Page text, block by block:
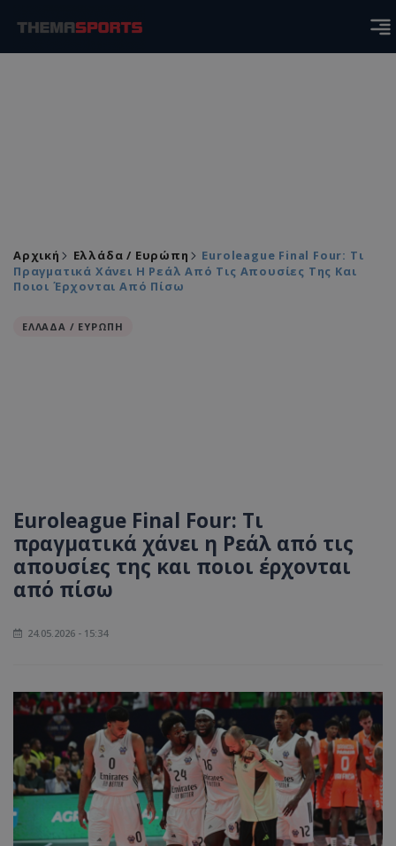
Αρχική Ελλάδα / Ευρώπη
Euroleague Final Four: Τι
Πραγματικά Χάνει Η Ρεάλ Από Τις Απουσίες Της Και
Ποιοι Έρχονται Από Πίσω
ΕΛΛΑΔΑ / ΕΥΡΩΠΗ
Euroleague Final Four: Τι
πραγματικά χάνει η Ρεάλ από τις
απουσίες της και ποιοι έρχονται
από πίσω
24.05.2026 - 15:34